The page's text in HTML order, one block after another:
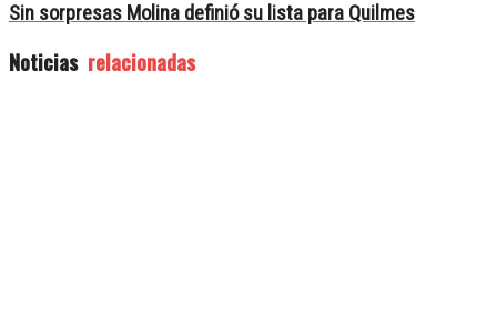
Sin sorpresas Molina definió su lista para Quilmes
Noticias relacionadas